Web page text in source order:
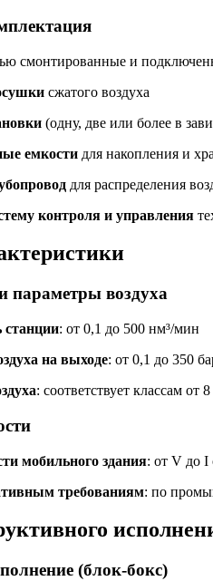
смонтированные и
сжатого воздуха
(одну, две или более в
емкости для накопления и
для распределения
контроля и управления
параметры воздуха
станции: от 0,1 до 500 нм³/мин
на выходе: от 0,1 до 350
: соответствует классам
мобильного здания: от V до I
требованиям: по
(блок-бокс)